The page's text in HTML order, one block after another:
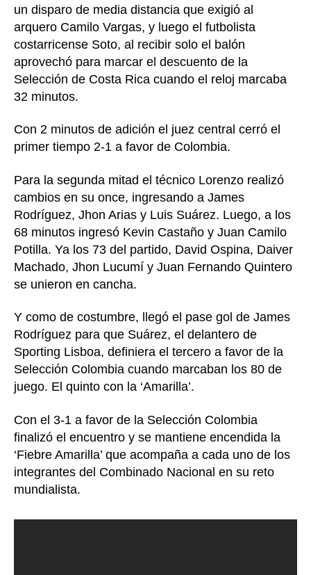
un disparo de media distancia que exigió al
arquero Camilo Vargas, y luego el futbolista
costarricense Soto, al recibir solo el balón
aprovechó para marcar el descuento de la
Selección de Costa Rica cuando el reloj marcaba
32 minutos.
Con 2 minutos de adición el juez central cerró el
primer tiempo 2-1 a favor de Colombia.
Para la segunda mitad el técnico Lorenzo realizó
cambios en su once, ingresando a James
Rodríguez, Jhon Arias y Luis Suárez. Luego, a los
68 minutos ingresó Kevin Castaño y Juan Camilo
Potilla. Ya los 73 del partido, David Ospina, Daiver
Machado, Jhon Lucumí y Juan Fernando Quintero
se unieron en cancha.
Y como de costumbre, llegó el pase gol de James
Rodríguez para que Suárez, el delantero de
Sporting Lisboa, definiera el tercero a favor de la
Selección Colombia cuando marcaban los 80 de
juego. El quinto con la ‘Amarilla’.
Con el 3-1 a favor de la Selección Colombia
finalizó el encuentro y se mantiene encendida la
‘Fiebre Amarilla’ que acompaña a cada uno de los
integrantes del Combinado Nacional en su reto
mundialista.